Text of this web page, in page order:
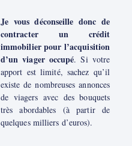
Je vous déconseille donc de
contracter un crédit
immobilier pour l’acquisition
d’un viager occupé. Si votre
apport est limité, sachez qu’il
existe de nombreuses annonces
de viagers avec des bouquets
très abordables (à partir de
quelques milliers d’euros).